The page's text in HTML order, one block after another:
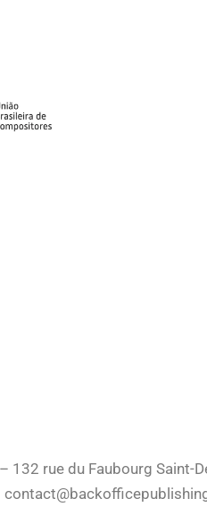
rue du Faubourg Saint-